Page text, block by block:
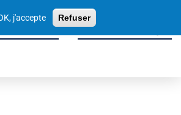
j'accepte Refuser
& Loisirs Tissu Économique